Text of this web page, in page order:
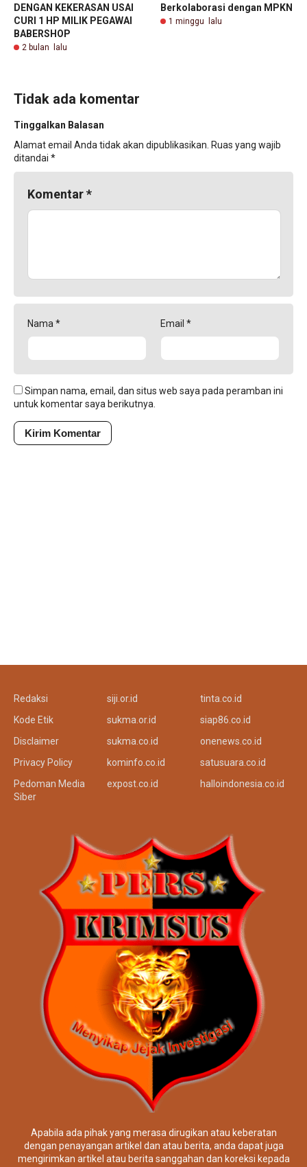
DENGAN KEKERASAN USAI
CURI 1 HP MILIK PEGAWAI
BABERSHOP
2 bulan lalu
Berkolaborasi dengan MPKN
1 minggu lalu
Tidak ada komentar
Tinggalkan Balasan
Alamat email Anda tidak akan dipublikasikan. Ruas yang wajib
ditandai *
Komentar*
Nama * Email *
Simpan nama, email, dan situs web saya pada peramban ini
untuk komentar saya berikutnya.
Redaksi
Kode Etik
Disclaimer
Privacy Policy
Pedoman Media
Siber
siji.or.id
sukma.or.id
sukma.co.id
kominfo.co.id
expost.co.id
tinta.co.id
siap86.co.id
onenews.co.id
satusuara.co.id
halloindonesia.co.id
Apabila ada pihak yang merasa dirugikan atau keberatan
dengan penayangan artikel dan atau berita, anda dapat juga
mengirimkan artikel atau berita sanggahan dan koreksi kepada